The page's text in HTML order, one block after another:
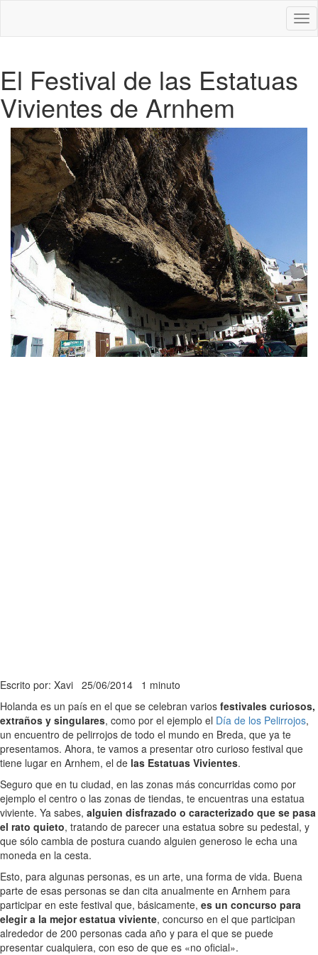
El Festival de las Estatuas
Vivientes de Arnhem
Escrito por: Xavi 25/06/2014 1 minuto
Holanda es un país en el que se celebran varios festivales curiosos,
extraños y singulares, como por el ejemplo el Día de los Pelirrojos,
un encuentro de pelirrojos de todo el mundo en Breda, que ya te
presentamos. Ahora, te vamos a presentar otro curioso festival que
tiene lugar en Arnhem, el de las Estatuas Vivientes.
Seguro que en tu ciudad, en las zonas más concurridas como por
ejemplo el centro o las zonas de tiendas, te encuentras una estatua
viviente. Ya sabes, alguien disfrazado o caracterizado que se pasa
el rato quieto, tratando de parecer una estatua sobre su pedestal, y
que sólo cambia de postura cuando alguien generoso le echa una
moneda en la cesta.
Esto, para algunas personas, es un arte, una forma de vida. Buena
parte de esas personas se dan cita anualmente en Arnhem para
participar en este festival que, básicamente, es un concurso para
elegir a la mejor estatua viviente, concurso en el que participan
alrededor de 200 personas cada año y para el que se puede
presentar cualquiera, con eso de que es «no oficial».